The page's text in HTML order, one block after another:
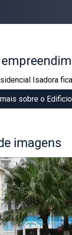
Isadora
sobre o
imagens